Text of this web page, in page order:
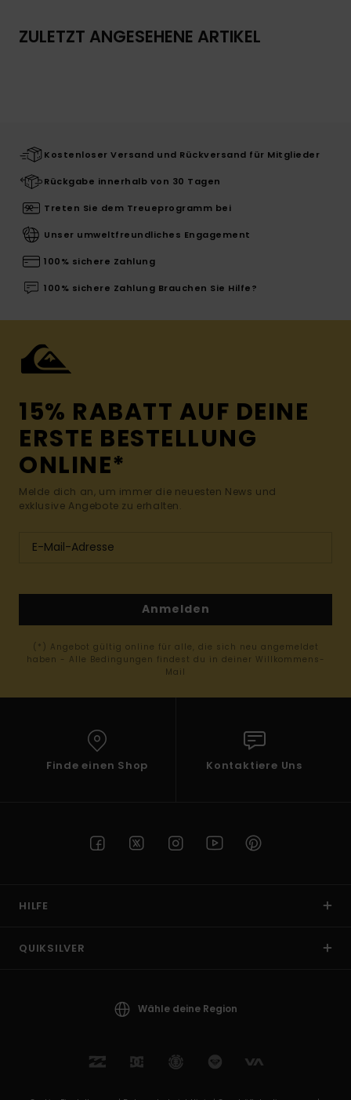
ZULETZT ANGESEHENE ARTIKEL
Kostenloser Versand und Rückversand für Mitglieder
Rückgabe innerhalb von 30 Tagen
Treten Sie dem Treueprogramm bei
Unser umweltfreundliches Engagement
100% sichere Zahlung
100% sichere Zahlung Brauchen Sie Hilfe?
15% RABATT AUF DEINE
ERSTE BESTELLUNG
ONLINE*
Melde dich an, um immer die neuesten News und
exklusive Angebote zu erhalten.
Anmelden
(*) Angebot gültig online für alle, die sich neu angemeldet
haben - Alle Bedingungen findest du in deiner Willkommens-
Mail
Finde einen Shop Kontaktiere Uns
HILFE
QUIKSILVER
Wähle deine Region